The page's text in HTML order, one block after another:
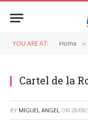
YOU ARE AT: Home »
Cartel de la
BY MIGUEL ANGEL ON 28/